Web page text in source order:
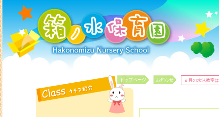
トップページ お知らせ ９月の水泳教室